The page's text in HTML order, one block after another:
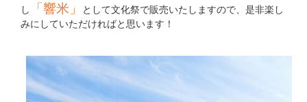
し 「響米」
として文化祭で販売いたしますので、是非楽し
みにしていただければと思います！